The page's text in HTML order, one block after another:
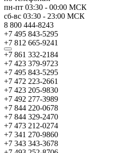
пн-пт 03:30 - 00:00 МСК
сб-вс 03:30 - 23:00 МСК
8 800 444-8243
+7 495 843-5295
+7 812 665-9241
+7 861 332-2184
+7 423 379-9723
+7 495 843-5295
+7 472 223-2661
+7 423 205-9830
+7 492 277-3989
+7 844 220-0678
+7 844 329-2470
+7 473 212-0274
+7 341 270-9860
+7 343 343-3678